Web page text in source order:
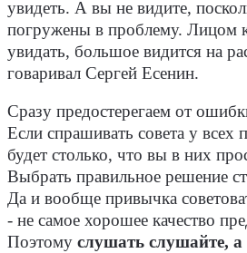
увидеть. А вы не видите,
погружены в проблему. Лицом
увидать, большое видится на
говаривал Сергей Есенин.
Сразу предостерегаем от
Если спрашивать совета у всех
будет столько, что вы в них
Выбрать правильное решение
Да и вообще привычка
- не самое хорошее качество
Поэтому слушать слушайте,